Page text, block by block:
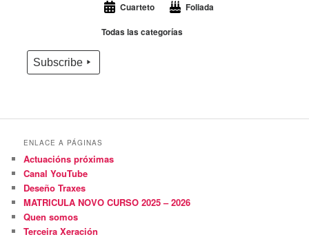
Cuarteto Foliada
Todas las categorías
Subscribe
ENLACE A PÁGINAS
Actuacións próximas
Canal YouTube
Deseño Traxes
MATRICULA NOVO CURSO 2025 – 2026
Quen somos
Terceira Xeración